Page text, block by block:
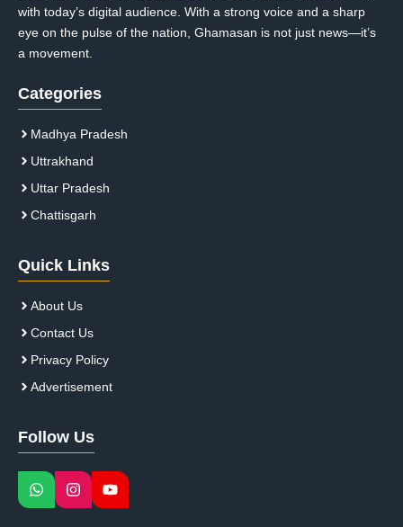
with today’s digital audience. With a strong voice and a sharp
eye on the pulse of the nation, Ghamasan is not just news—it’s
a movement.
Categories
Madhya Pradesh
Uttrakhand
Uttar Pradesh
Chattisgarh
Quick Links
About Us
Contact Us
Privacy Policy
Advertisement
Follow Us